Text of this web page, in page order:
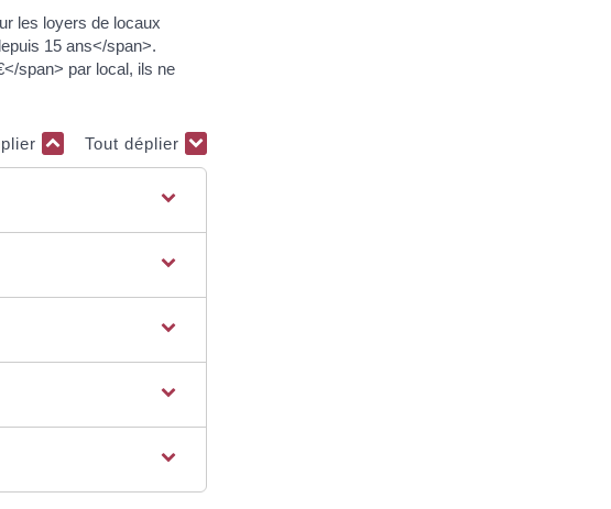
les loyers de locaux
15 ans</span>.
span> par local, ils ne
Tout déplier